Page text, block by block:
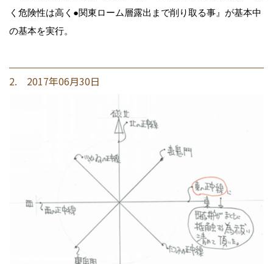
く危険性は高く●関東ローム層露出まで削り取る事』が基本中
の基本を実行。
2. 2017年06月30日